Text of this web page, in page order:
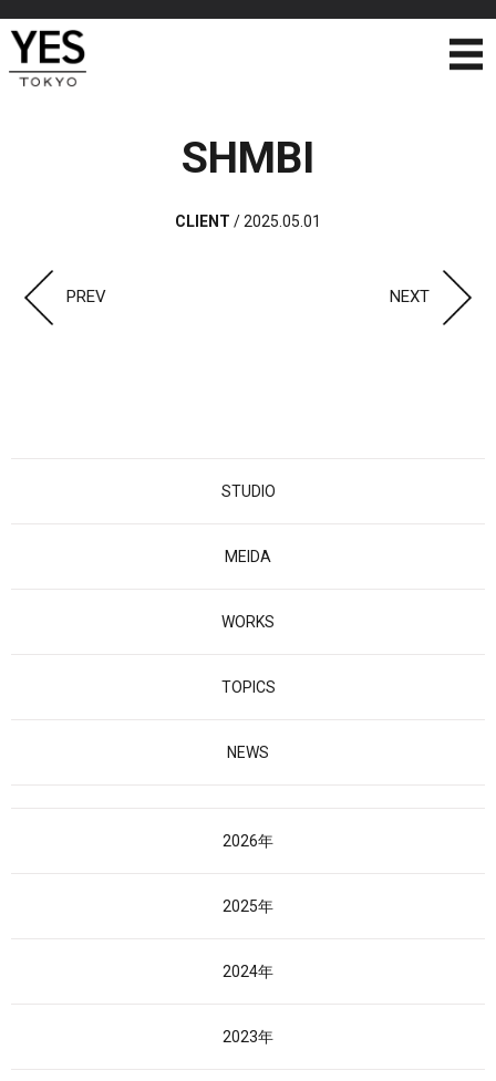
SHMBI
CLIENT /2025.05.01
PREV NEXT
STUDIO
MEIDA
WORKS
TOPICS
NEWS
2026年
2025年
2024年
2023年